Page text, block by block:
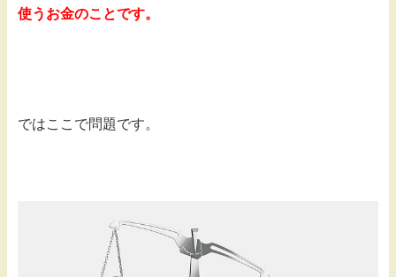
使うお金のことです。
ではここで問題です。